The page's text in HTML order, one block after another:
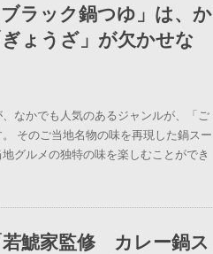
ブラック鍋つゆ」は、か
ょうざ」が欠かせな
なかでも人気のあるジャンルが、「ご
そのご当地名物の味を再現した鍋スー
グルメの独特の味を楽しむことができ
若鯱家監修 カレー鍋ス